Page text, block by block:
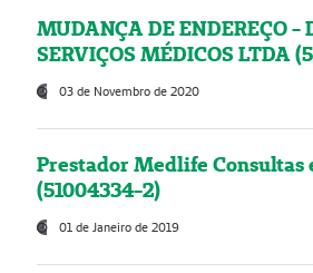
MUDANÇA DE ENDEREÇO -
SERVIÇOS MÉDICOS LTDA
03 de Novembro de 2020
Prestador Medlife Consultas
(51004334-2)
01 de Janeiro de 2019